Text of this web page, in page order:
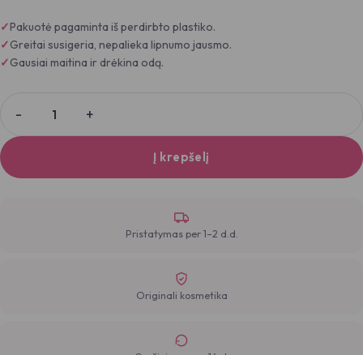
Pakuotė pagaminta iš perdirbto plastiko.
Greitai susigeria, nepalieka lipnumo jausmo.
Gausiai maitina ir drėkina odą.
Į krepšelį
Pristatymas per 1–2 d.d.
Originali kosmetika